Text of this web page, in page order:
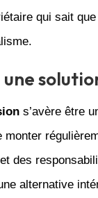
qui sait
s’avère être
des
alternative